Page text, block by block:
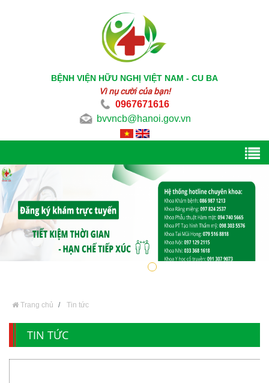
BỆNH VIỆN HỮU NGHỊ VIỆT NAM - CU BA
Vì nụ cười của bạn!
0967671616
bvvncb@hanoi.gov.vn
Trang chủ Tin tức
TIN TỨC